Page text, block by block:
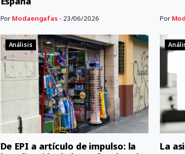
Por Modaengafas - 23/06/2026 Por
Análisis
De EPI a artículo de impulso: la
La